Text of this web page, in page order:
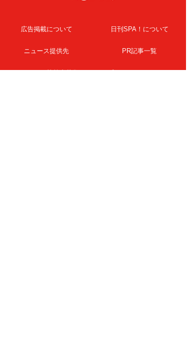
広告掲載について 日刊SPA！について
ニュース提供先 PR記事一覧
ライター・執筆者募集 プライバシーポリシー